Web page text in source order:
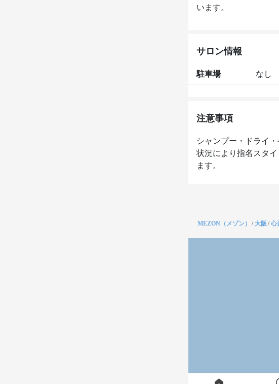
います。
サロン情報
駐車場 なし
注意事項
シャンプー・ドライ
状況により指名スタ
ます。
MEZON（メゾン） /大阪 /心